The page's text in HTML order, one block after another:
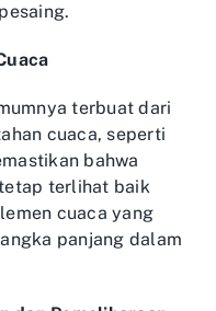
terbuat dari
cuaca, seperti
bahwa
terlihat baik
cuaca yang
panjang dalam